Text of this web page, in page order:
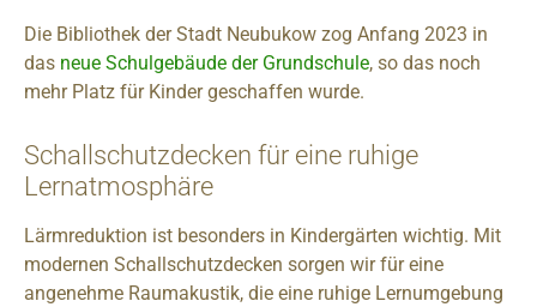
Die Bibliothek der Stadt Neubukow zog Anfang 2023 in
das neue Schulgebäude der Grundschule, so das noch
mehr Platz für Kinder geschaffen wurde.
Schallschutzdecken für eine ruhige
Lernatmosphäre
Lärmreduktion ist besonders in Kindergärten wichtig. Mit
modernen Schallschutzdecken sorgen wir für eine
angenehme Raumakustik, die eine ruhige Lernumgebung